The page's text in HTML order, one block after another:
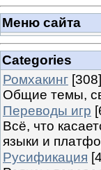
Меню сайта
Categories
Ромхакинг [308]
Общие темы,
Переводы игр
Всё, что
языки и
Русификация